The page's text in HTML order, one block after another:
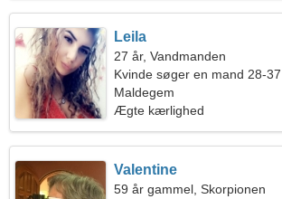
Leila
27 år, Vandmanden
Kvinde søger en mand 28-37
Maldegem
Ægte kærlighed
Valentine
59 år gammel, Skorpionen